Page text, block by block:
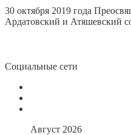
30 октября 2019 года
Ардатовский и Атяшевский
Социальные сети
Август 2026